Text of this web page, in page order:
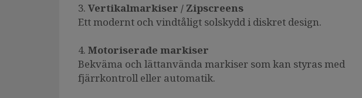
3. Vertikalmarkiser / Zipscreens
Ett modernt och vindtåligt solskydd i diskret design.
4. Motoriserade markiser
Bekväma och lättanvända markiser som kan styras med
fjärrkontroll eller automatik.